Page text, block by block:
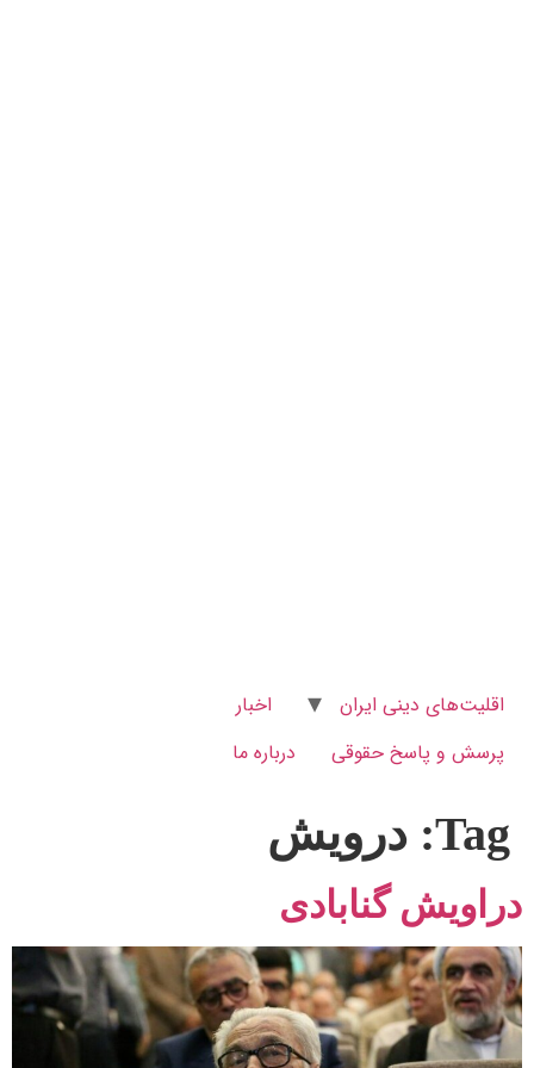
اقلیت‌های دینی ایران
اخبار
پرسش و پاسخ‌ حقوقی
درباره ما
Tag: درویش
دراویش گنابادی